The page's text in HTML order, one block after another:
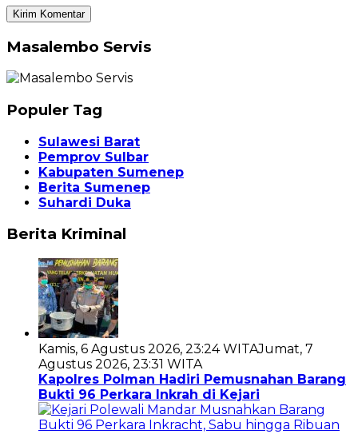
Masalembo Servis
Populer Tag
Sulawesi Barat
Pemprov Sulbar
Kabupaten Sumenep
Berita Sumenep
Suhardi Duka
Berita Kriminal
Kamis, 6 Agustus 2026, 23:24 WITAJumat, 7
Agustus 2026, 23:31 WITA
Kapolres Polman Hadiri Pemusnahan Barang
Bukti 96 Perkara Inkrah di Kejari